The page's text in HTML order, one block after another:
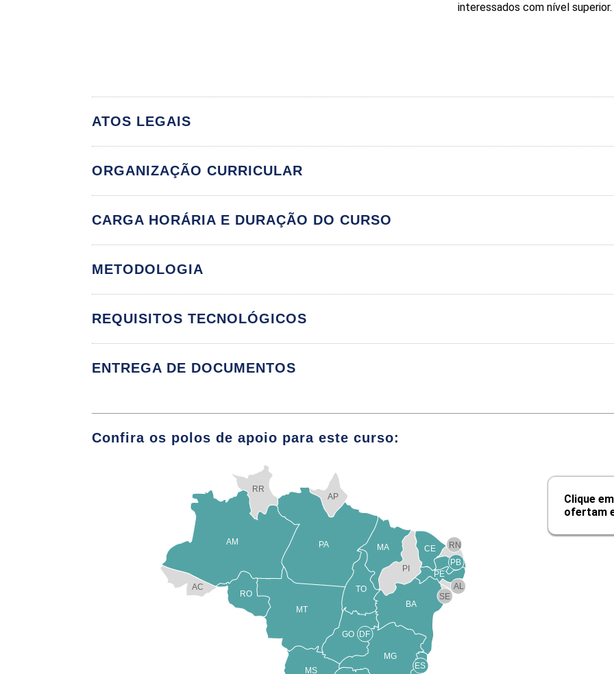
interessados com nível superior.
ATOS LEGAIS
ORGANIZAÇÃO CURRICULAR
Módulos
A Empatia na Clínica Psicológica
Comunicação Terapêutica Facilitadora
O Estabelecimento do Rapport
Consulta Psicológica na Prática
Ferramentas da Clínica Psicológica
Módulos
A Entrevista na Clínica Psicológica
Tipos de Entrevista
Eventos Ambientais e Comportamentais na Observação
Aconselhamento Psicológico
CARGA HORÁRIA E DURAÇÃO DO CURSO
METODOLOGIA
REQUISITOS TECNOLÓGICOS
ENTREGA DE DOCUMENTOS
Confira os polos de apoio para este curso:
TO
BA
SE
PE
AL
RN
CE
PI
MA
AP
PA
RR
AM
AC
RO
MT
MS
GO
MG
ES
DF
PB
Clique
ofertam